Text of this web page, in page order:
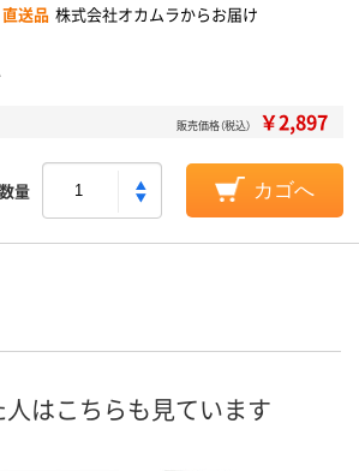
直送品 株式会社オカムラからお届け
販売価格（税込） ￥2,897
数量 カゴへ
はこちらも見ています